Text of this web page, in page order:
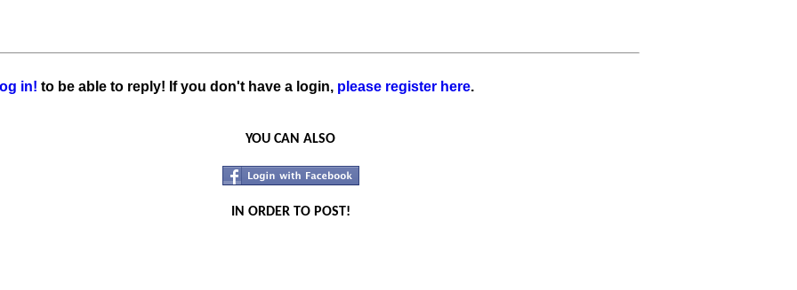
in! to be able to reply! If you don't have a login, please register here.
YOU CAN ALSO
IN ORDER TO POST!